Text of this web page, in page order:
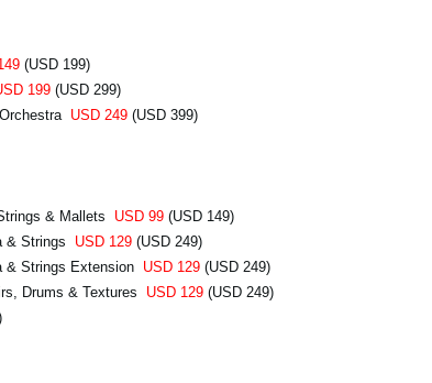
(USD 199)
199(USD 299)
USD 249(USD 399)
& Mallets USD 99(USD 149)
& Strings USD 129(USD 249)
& Strings Extension USD 129(USD 249)
Drums & Textures USD 129(USD 249)